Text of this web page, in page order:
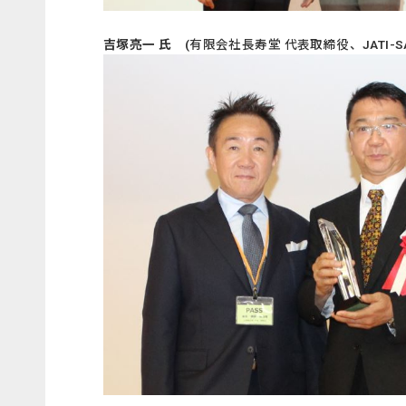
吉塚亮一 氏 (有限会社長寿堂 代表取締役、JATI-